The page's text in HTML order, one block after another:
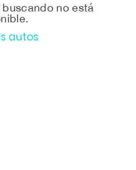
no está
autos